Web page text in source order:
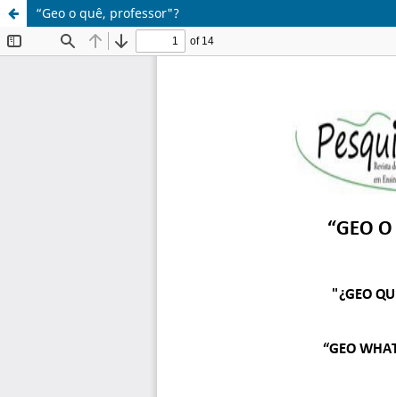
“Geo o quê, professor"?